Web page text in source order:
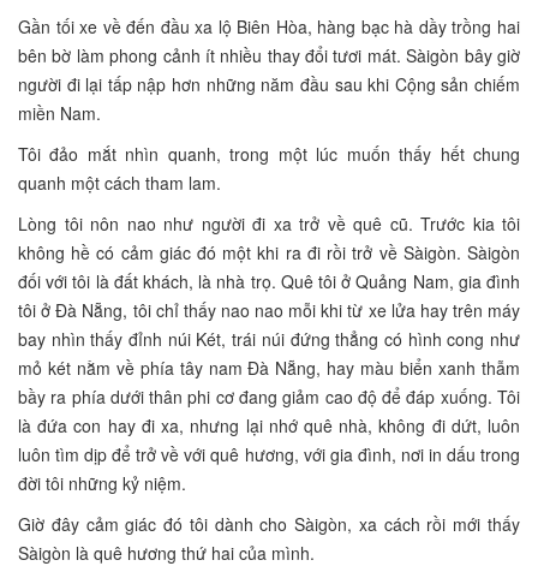
Gần tối xe về đến đầu xa lộ Biên Hòa, hàng bạc hà dầy trồng hai
bên bờ làm phong cảnh ít nhiều thay đổi tươi mát. Sàigòn bây giờ
người đi lại tấp nập hơn những năm đầu sau khi Cộng sản chiếm
miền Nam.
Tôi đảo mắt nhìn quanh, trong một lúc muốn thấy hết chung
quanh một cách tham lam.
Lòng tôi nôn nao như người đi xa trở về quê cũ. Trước kia tôi
không hề có cảm giác đó một khi ra đi rồi trở về Sàigòn. Sàigòn
đối với tôi là đất khách, là nhà trọ. Quê tôi ở Quảng Nam, gia đình
tôi ở Đà Nẵng, tôi chỉ thấy nao nao mỗi khi từ xe lửa hay trên máy
bay nhìn thấy đỉnh núi Két, trái núi đứng thẳng có hình cong như
mỏ két nằm về phía tây nam Đà Nẵng, hay màu biển xanh thẫm
bầy ra phía dưới thân phi cơ đang giảm cao độ để đáp xuống. Tôi
là đứa con hay đi xa, nhưng lại nhớ quê nhà, không đi dứt, luôn
luôn tìm dịp để trở về với quê hương, với gia đình, nơi in dấu trong
đời tôi những kỷ niệm.
Giờ đây cảm giác đó tôi dành cho Sàigòn, xa cách rồi mới thấy
Sàigòn là quê hương thứ hai của mình.